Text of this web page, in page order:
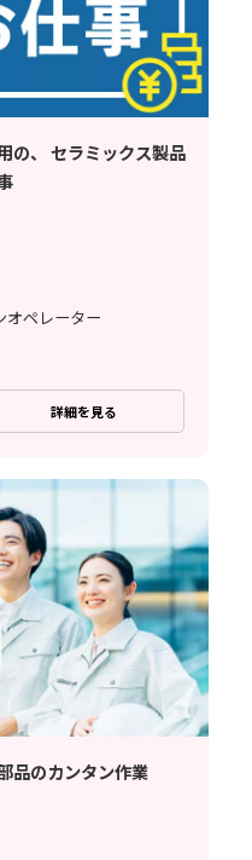
の、 セラミックス製品
オペレーター
詳細を見る
品のカンタン作業